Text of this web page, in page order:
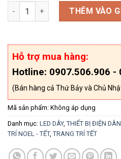
Dây đèn led rèm thác nước
THÊM VÀO
Hỗ trợ mua hàng:
Hotline: 0907.506.906 -
(Bán hàng cả Thứ Bảy và Chủ
Mã sản phẩm: Không áp dụng
Danh mục: LED DÂY, THIẾT BỊ ĐIỆN
TRÍ NOEL - TẾT, TRANG TRÍ TẾT